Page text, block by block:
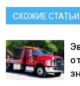
СХОЖИЕ СТАТЬИ